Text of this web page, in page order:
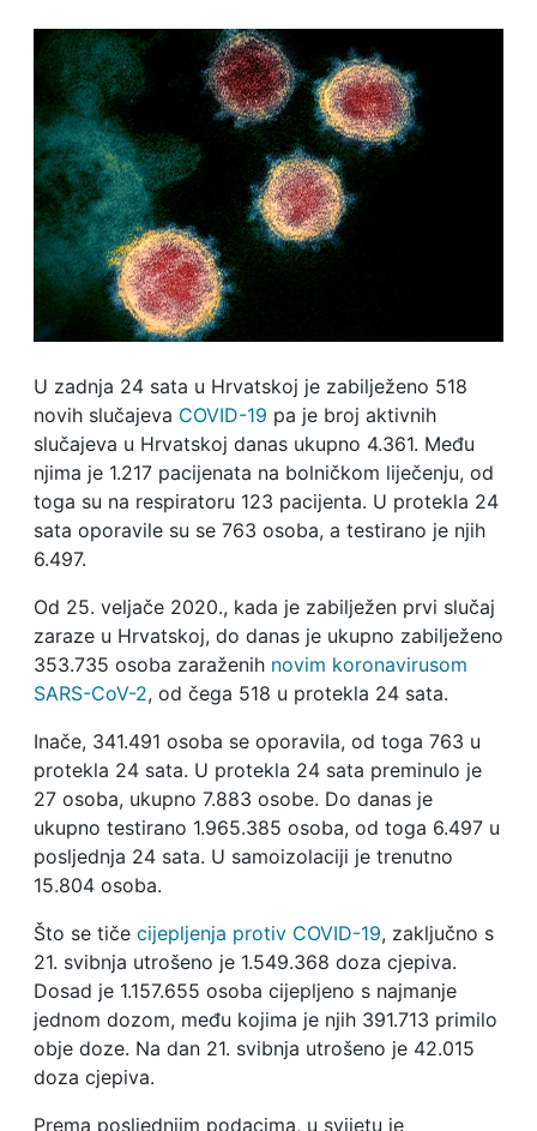
U zadnja 24 sata u Hrvatskoj je zabilježeno 518
novih slučajeva COVID-19 pa je broj aktivnih
slučajeva u Hrvatskoj danas ukupno 4.361. Među
njima je 1.217 pacijenata na bolničkom liječenju, od
toga su na respiratoru 123 pacijenta. U protekla 24
sata oporavile su se 763 osoba, a testirano je njih
6.497.
Od 25. veljače 2020., kada je zabilježen prvi slučaj
zaraze u Hrvatskoj, do danas je ukupno zabilježeno
353.735 osoba zaraženih novim koronavirusom
SARS-CoV-2, od čega 518 u protekla 24 sata.
Inače, 341.491 osoba se oporavila, od toga 763 u
protekla 24 sata. U protekla 24 sata preminulo je
27 osoba, ukupno 7.883 osobe. Do danas je
ukupno testirano 1.965.385 osoba, od toga 6.497 u
posljednja 24 sata. U samoizolaciji je trenutno
15.804 osoba.
Što se tiče cijepljenja protiv COVID-19, zaključno s
21. svibnja utrošeno je 1.549.368 doza cjepiva.
Dosad je 1.157.655 osoba cijepljeno s najmanje
jednom dozom, među kojima je njih 391.713 primilo
obje doze. Na dan 21. svibnja utrošeno je 42.015
doza cjepiva.
Prema posljednjim podacima, u svijetu je